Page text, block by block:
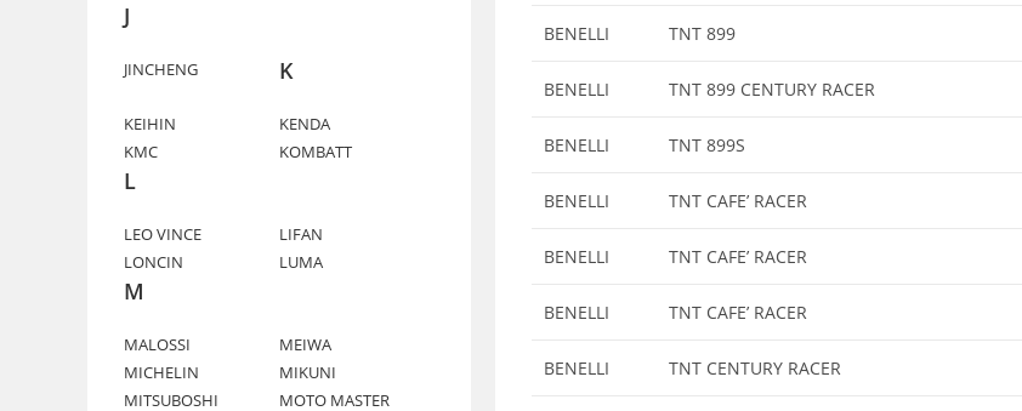
BENELLI TNT 899
BENELLI TNT 899 CENTURY RACER
BENELLI TNT 899S
BENELLI TNT CAFE’ RACER
BENELLI TNT CAFE’ RACER
BENELLI TNT CAFE’ RACER
BENELLI TNT CENTURY RACER
J
JINCHENG K
KEIHIN
KENDA
KMC
KOMBATT
L
LEO VINCE
LIFAN
LONCIN
LUMA
M
MALOSSI
MEIWA
MICHELIN
MIKUNI
MITSUBOSHI
MOTO MASTER